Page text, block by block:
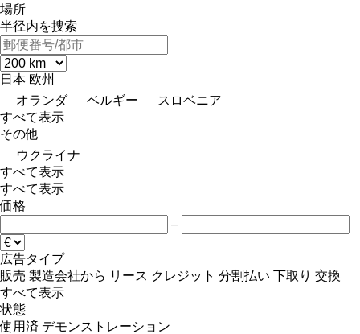
場所
半径内を捜索
日本 欧州
オランダ
ベルギー
スロベニア
すべて表示
その他
ウクライナ
すべて表示
すべて表示
価格
–
広告タイプ
販売 製造会社から リース クレジット 分割払い 下取り 交換
すべて表示
状態
使用済 デモンストレーション